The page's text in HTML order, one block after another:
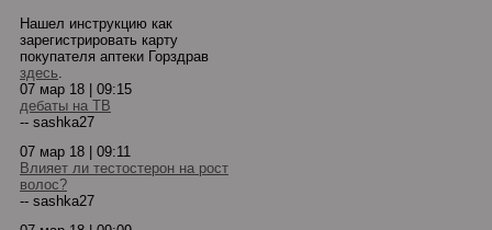
Нашел инструкцию как
зарегистрировать карту
покупателя аптеки Горздрав
здесь.
07 мар 18 | 09:15
дебаты на ТВ
-- sashka27
07 мар 18 | 09:11
Влияет ли тестостерон на рост
волос?
-- sashka27